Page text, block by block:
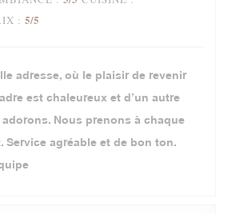
: 5/5
adresse, où le plaisir de revenir
est chaleureux et d’un autre
Nous prenons à chaque
Service agréable et de bon ton.